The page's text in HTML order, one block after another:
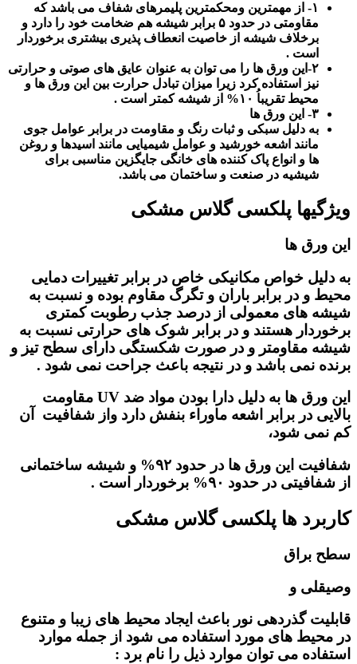
۱- از مهمترین ومحکمترین پلیمرهای شفاف می باشد که
مقاومتی در حدود ۵ برابر شیشه هم ضخامت خود را دارد و
برخلاف شیشه از خاصیت انعطاف پذیری بیشتری برخوردار
است .
۲-این ورق ها را می توان به عنوان عایق های صوتی و حرارتی
نیز استفاده کرد زیرا میزان تبادل حرارت بین این ورق ها و
محیط تقریباُ ۱۰% از شیشه کمتر است .
۳- این ورق ها
به دلیل سبکی و ثبات رنگ و مقاومت در برابر عوامل جوی
مانند اشعه خورشید و عوامل شیمیایی مانند اسیدها و روغن
ها و انواع پاک کننده های خانگی جایگزین مناسبی برای
شیشیه در صنعت و ساختمان می باشد.
ویژگیها پلکسی گلاس مشکی
این ورق ها
به دلیل خواص مکانیکی خاص در برابر تغییرات دمایی
محیط و در برابر باران و تگرگ مقاوم بوده و نسبت به
شیشه های معمولی از درصد جذب رطوبت کمتری
برخوردار هستند و در برابر شوک های حرارتی نسبت به
شیشه مقاومتر و در صورت شکستگی دارای سطح تیز و
برنده نمی باشد و در نتیجه باعث جراحت نمی شود .
این ورق ها به دلیل دارا بودن مواد ضد UV مقاومت
بالایی در برابر اشعه ماوراء بنفش دارد واز شفافیت آن
کم نمی شود،
شفافیت این ورق ها در حدود ۹۲% و شیشه ساختمانی
از شفافیتی در حدود ۹۰% برخوردار است .
کاربرد ها پلکسی گلاس مشکی
سطح براق
وصیقلی و
قابلیت گذردهی نور باعث ایجاد محیط های زیبا و متنوع
در محیط های مورد استفاده می شود از جمله موارد
استفاده می توان موارد ذیل را نام برد :